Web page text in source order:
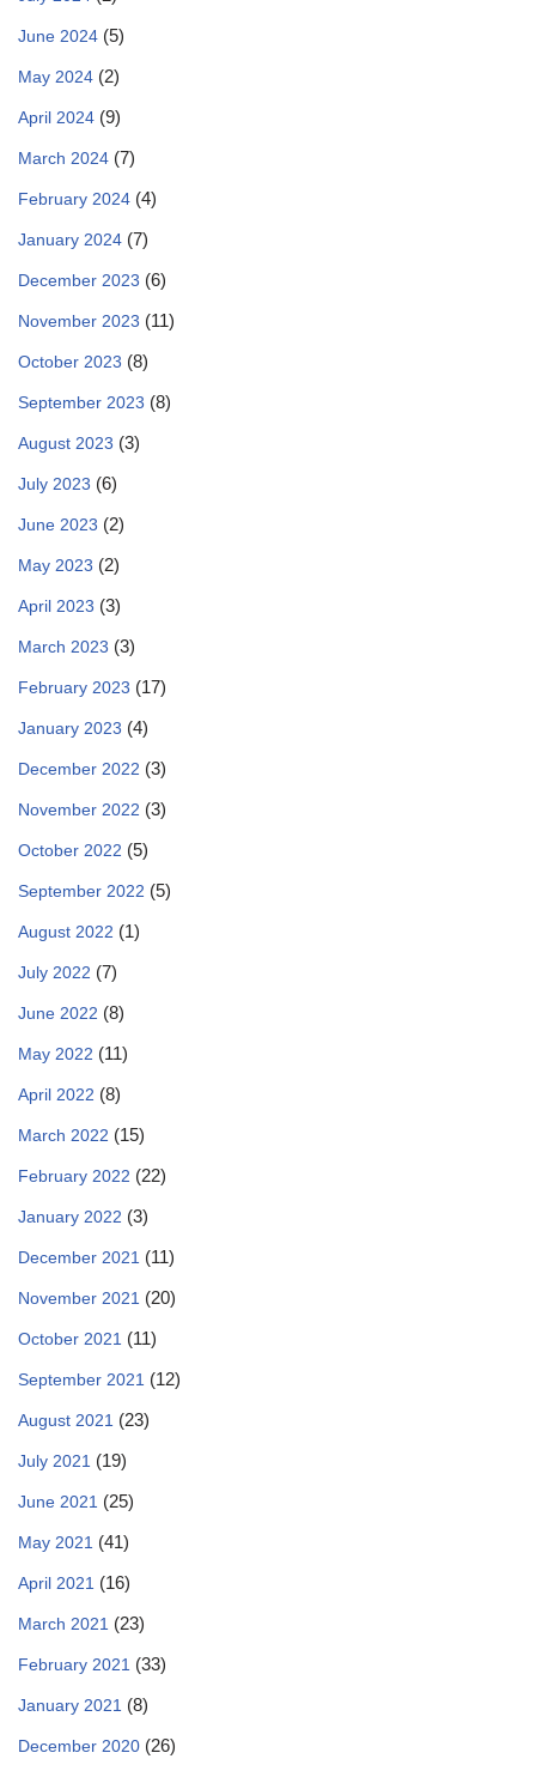
June 2024 (5)
May 2024 (2)
April 2024 (9)
March 2024 (7)
February 2024 (4)
January 2024 (7)
December 2023 (6)
November 2023 (11)
October 2023 (8)
September 2023 (8)
August 2023 (3)
July 2023 (6)
June 2023 (2)
May 2023 (2)
April 2023 (3)
March 2023 (3)
February 2023 (17)
January 2023 (4)
December 2022 (3)
November 2022 (3)
October 2022 (5)
September 2022 (5)
August 2022 (1)
July 2022 (7)
June 2022 (8)
May 2022 (11)
April 2022 (8)
March 2022 (15)
February 2022 (22)
January 2022 (3)
December 2021 (11)
November 2021 (20)
October 2021 (11)
September 2021 (12)
August 2021 (23)
July 2021 (19)
June 2021 (25)
May 2021 (41)
April 2021 (16)
March 2021 (23)
February 2021 (33)
January 2021 (8)
December 2020 (26)